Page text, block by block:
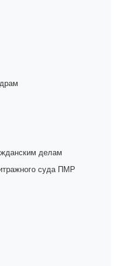
делам
суда ПМР